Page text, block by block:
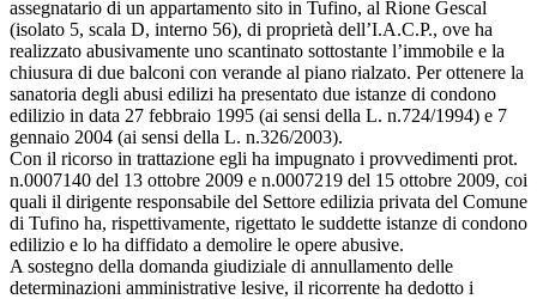
assegnatario di un appartamento sito in Tufino, al Rione Gescal
(isolato 5, scala D, interno 56), di proprietà dell’I.A.C.P., ove ha
realizzato abusivamente uno scantinato sottostante l’immobile e la
chiusura di due balconi con verande al piano rialzato. Per ottenere la
sanatoria degli abusi edilizi ha presentato due istanze di condono
edilizio in data 27 febbraio 1995 (ai sensi della L. n.724/1994) e 7
gennaio 2004 (ai sensi della L. n.326/2003).
Con il ricorso in trattazione egli ha impugnato i provvedimenti prot.
n.0007140 del 13 ottobre 2009 e n.0007219 del 15 ottobre 2009, coi
quali il dirigente responsabile del Settore edilizia privata del Comune
di Tufino ha, rispettivamente, rigettato le suddette istanze di condono
edilizio e lo ha diffidato a demolire le opere abusive.
A sostegno della domanda giudiziale di annullamento delle
determinazioni amministrative lesive, il ricorrente ha dedotto i